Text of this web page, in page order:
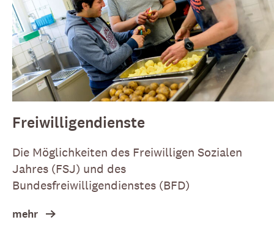
Freiwilligendienste
Die Möglichkeiten des Freiwilligen Sozialen
Jahres (FSJ) und des
Bundesfreiwilligendienstes (BFD)
mehr